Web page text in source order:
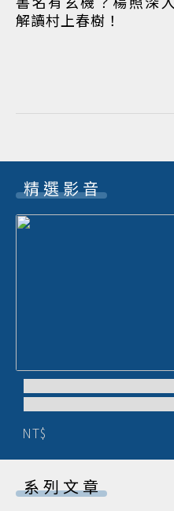
解讀村上春樹！
精選影音
NT$
系列文章